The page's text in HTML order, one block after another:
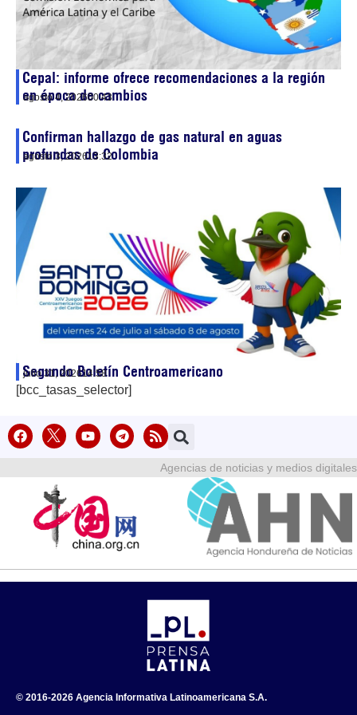
Cepal: informe ofrece recomendaciones a la región
en época de cambios
agosto 4, 202600:43
Confirman hallazgo de gas natural en aguas
profundas de Colombia
agosto 3, 202613:32
Segundo Boletín Centroamericano
julio 31, 202614:58
[bcc_tasas_selector]
Agencias de noticias y medios digitales
© 2016-2026 Agencia Informativa Latinoamericana S.A.